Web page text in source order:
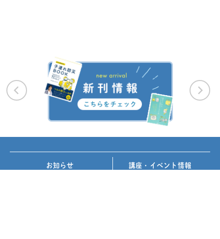
お知らせ 講座・イベント情報